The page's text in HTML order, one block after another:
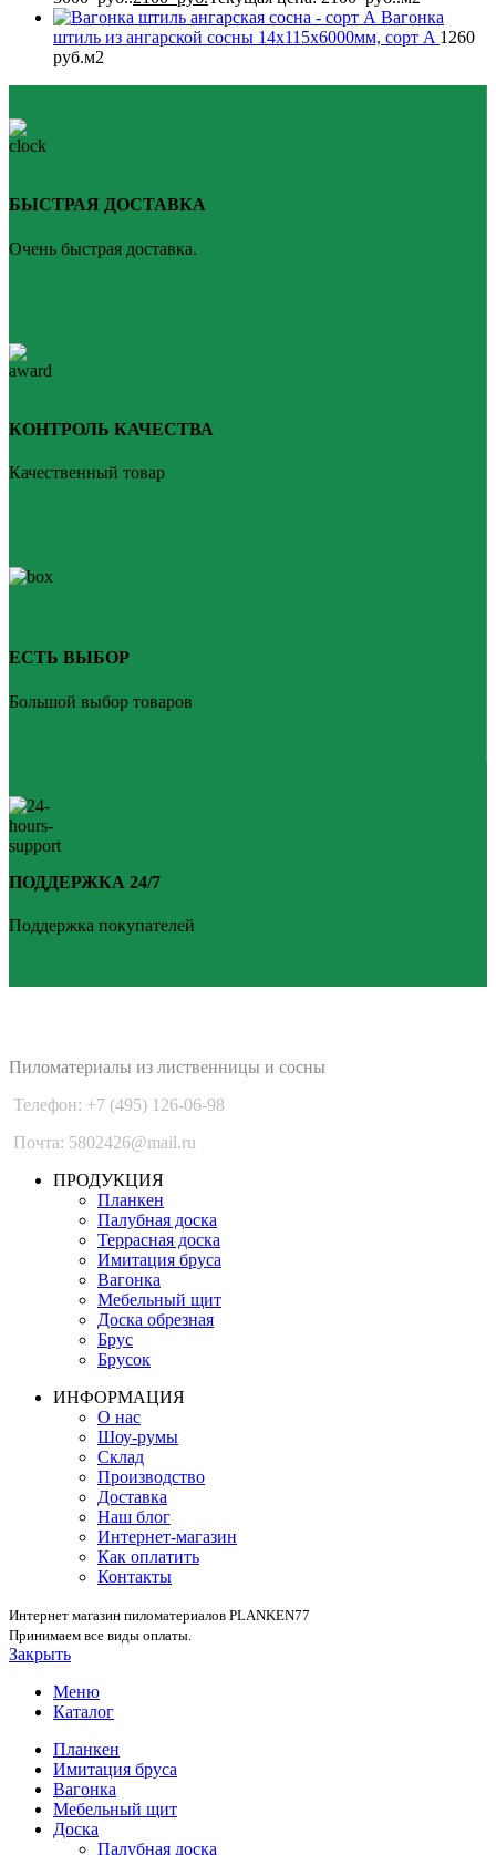
Вагонка
штиль из ангарской сосны 14x115x6000мм, сорт A 1260
руб.м2
БЫСТРАЯ ДОСТАВКА
Очень быстрая доставка.
КОНТРОЛЬ КАЧЕСТВА
Качественный товар
ЕСТЬ ВЫБОР
Большой выбор товаров
ПОДДЕРЖКА 24/7
Поддержка покупателей
Пиломатериалы из лиственницы и сосны
Телефон: +7 (495) 126-06-98
Почта: 5802426@mail.ru
ПРОДУКЦИЯ
Планкен
Палубная доска
Террасная доска
Имитация бруса
Вагонка
Мебельный щит
Доска обрезная
Брус
Брусок
ИНФОРМАЦИЯ
О нас
Шоу-румы
Склад
Производство
Доставка
Наш блог
Интернет-магазин
Как оплатить
Контакты
Интернет магазин пиломатериалов PLANKEN77
Принимаем все виды оплаты.
Закрыть
Меню
Каталог
Планкен
Имитация бруса
Вагонка
Мебельный щит
Доска
Палубная доска